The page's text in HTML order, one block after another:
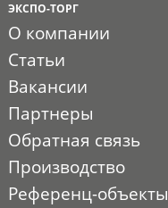
ЭКСПО-ТОРГ
О компании
Статьи
Вакансии
Партнеры
Обратная связь
Производство
Референц-объекты